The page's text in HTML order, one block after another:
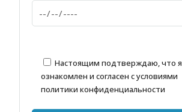
Настоящим подтверждаю, что я
ознакомлен и согласен с условиями
политики конфиденциальности